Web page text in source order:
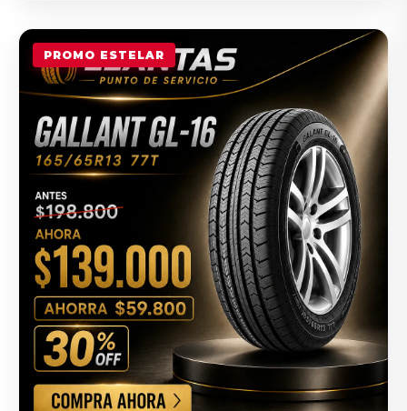
PROMO ESTELAR